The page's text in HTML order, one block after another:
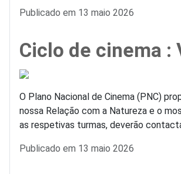
Detalhes
Publicado em 13 maio 2026
Ciclo de cinema :
O Plano Nacional de Cinema (PNC)
nossa Relação com a Natureza e o
as respetivas turmas, deverão
Detalhes
Publicado em 13 maio 2026